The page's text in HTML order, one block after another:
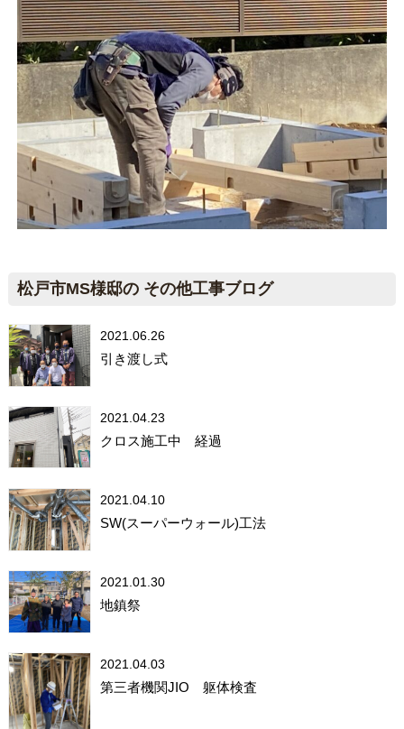
松戸市MS様邸の その他工事ブログ
2021.06.26
引き渡し式
2021.04.23
クロス施工中 経過
2021.04.10
SW(スーパーウォール)工法
2021.01.30
地鎮祭
2021.04.03
第三者機関JIO 躯体検査